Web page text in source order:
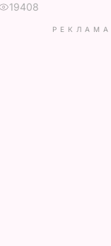
19408
РЕКЛАМА